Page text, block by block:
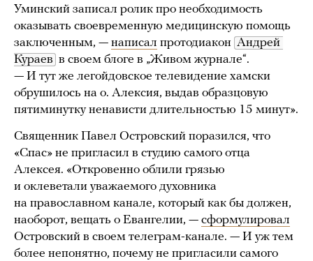
Уминский записал ролик про необходимость
оказывать своевременную медицинскую помощь
заключенным, — написал протодиакон Андрей
Кураев в своем блоге в „Живом журнале“.
— И тут же легойдовское телевидение хамски
обрушилось на о. Алексия, выдав образцовую
пятиминутку ненависти длительностью 15 минут».
Священник Павел Островский поразился, что
«Спас» не пригласил в студию самого отца
Алексея. «Откровенно облили грязью
и оклеветали уважаемого духовника
на православном канале, который как бы должен,
наоборот, вещать о Евангелии, — сформулировал
Островский в своем телеграм-канале. — И уж тем
более непонятно, почему не пригласили самого